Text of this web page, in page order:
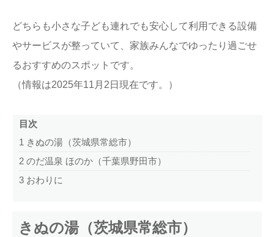
どちらも小さな子ども連れでも安心して利用できる設備
やサービスが整っていて、家族みんなでゆったり過ごせ
るおすすめのスポットです。
（情報は2025年11月2日現在です。）
目次
1 きぬの湯（茨城県常総市）
2 のだ温泉 ほのか（千葉県野田市）
3 おわりに
きぬの湯（茨城県常総市）